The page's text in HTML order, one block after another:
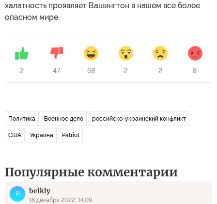
халатность проявляет Вашингтон в нашем все более
опасном мире.
2 47 68 2 2 8
Политика Военное дело российско-украинский конфликт
США Украина Patriot
Популярные комментарии
B belkly
16 декабря 2022, 14:09